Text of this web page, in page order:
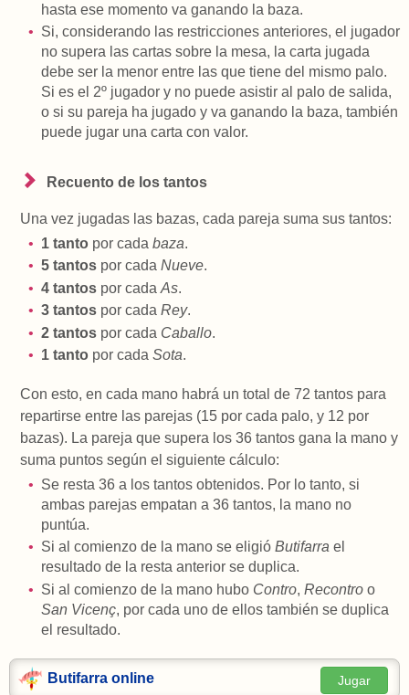
hasta ese momento va ganando la baza.
Si, considerando las restricciones anteriores, el jugador
no supera las cartas sobre la mesa, la carta jugada
debe ser la menor entre las que tiene del mismo palo.
Si es el 2º jugador y no puede asistir al palo de salida,
o si su pareja ha jugado y va ganando la baza, también
puede jugar una carta con valor.
Recuento de los tantos
Una vez jugadas las bazas, cada pareja suma sus tantos:
1 tanto por cada baza.
5 tantos por cada Nueve.
4 tantos por cada As.
3 tantos por cada Rey.
2 tantos por cada Caballo.
1 tanto por cada Sota.
Con esto, en cada mano habrá un total de 72 tantos para
repartirse entre las parejas (15 por cada palo, y 12 por
bazas). La pareja que supera los 36 tantos gana la mano y
suma puntos según el siguiente cálculo:
Se resta 36 a los tantos obtenidos. Por lo tanto, si
ambas parejas empatan a 36 tantos, la mano no
puntúa.
Si al comienzo de la mano se eligió Butifarra el
resultado de la resta anterior se duplica.
Si al comienzo de la mano hubo Contro, Recontro o
San Vicenç, por cada uno de ellos también se duplica
el resultado.
Butifarra online Jugar